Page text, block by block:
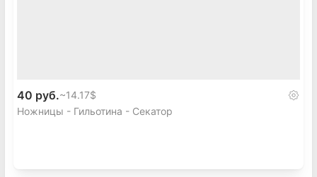
40 руб.~14.17$
Ножницы - Гильотина - Секатор